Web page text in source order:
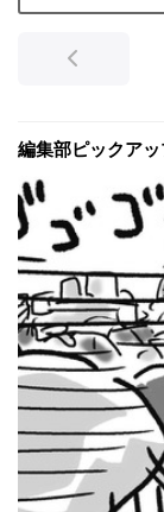
編集部ピックアッ